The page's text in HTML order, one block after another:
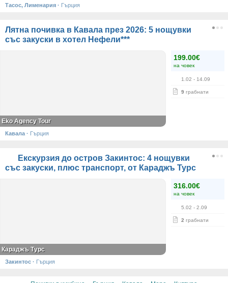
Тасос, Лименария · Гърция
Лятна почивка в Кавала през 2026: 5 нощувки
със закуски в хотел Нефели***
199.00€
на човек
1.02 - 14.09
9 грабнати
Eko Agency Tour
Кавала · Гърция
Екскурзия до остров Закинтос: 4 нощувки
със закуски, плюс транспорт, от Караджъ Турс
316.00€
на човек
5.02 - 2.09
2 грабнати
Караджъ Турс
Закинтос · Гърция